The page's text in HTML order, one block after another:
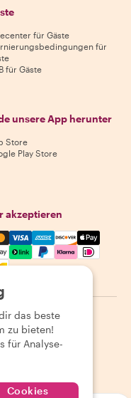
für Gäste
für
für Gäste
unsere App herunter
Store
Play Store
akzeptieren
Visa, Amex,
| Cookies
das beste
zu bieten!
für Analyse-
Cookies